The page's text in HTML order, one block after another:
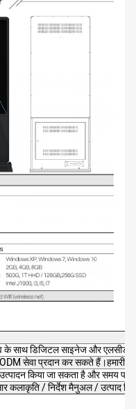
साथ डिजिटल साइनेज और एलसीडी
सेवा प्रदान कर सकते हैं।हमारी
उत्पादन किया जा सकता है और समय
कलाकृति / निर्देश मैनुअल / उत्पाद